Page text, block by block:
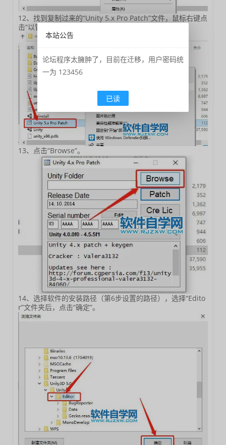
12、找到复制过来的“Unity 5.x Pro Patch”文件，鼠标右键点
击“以管理员身份运行”。
13、点击“Browse”。
14、选择软件的安装路径（第6步设置的路径），选择“Edito
r”文件夹后，点击“确定”。
本站公告
论坛程序太臃肿了，目前在迁移，用户密码统
一为 123456
已读